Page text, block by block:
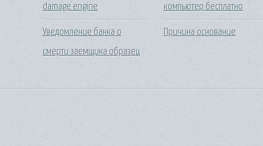
damage engine
Уведомление банка о
смерти заемщика образец
компьютер бесплатно
Причина основание